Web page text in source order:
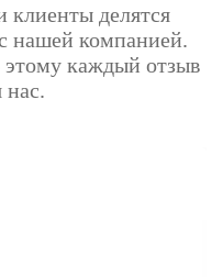
клиенты делятся
нашей компанией.
каждый отзыв
нас.